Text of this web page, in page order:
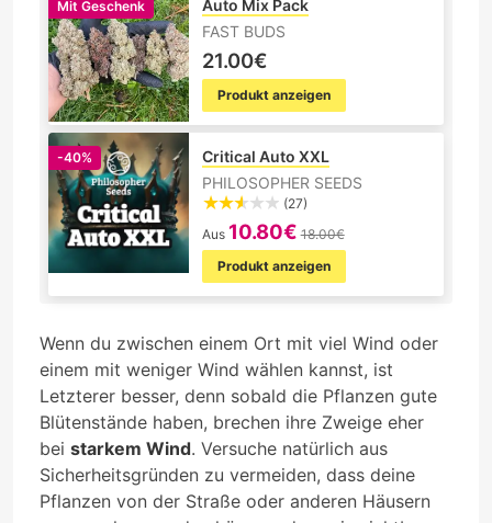
Mit Geschenk
Auto Mix Pack
FAST BUDS
21.00€
Produkt anzeigen
-40%
Critical Auto XXL
PHILOSOPHER SEEDS
(27)
Aus 10.80€ 18.00€
Produkt anzeigen
Wenn du zwischen einem Ort mit viel Wind oder
einem mit weniger Wind wählen kannst, ist
Letzterer besser, denn sobald die Pflanzen gute
Blütenstände haben, brechen ihre Zweige eher
bei starkem Wind. Versuche natürlich aus
Sicherheitsgründen zu vermeiden, dass deine
Pflanzen von der Straße oder anderen Häusern